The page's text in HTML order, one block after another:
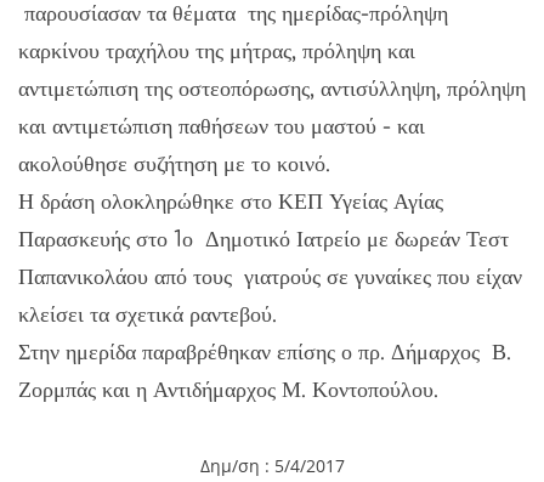
παρουσίασαν τα θέματα της ημερίδας-πρόληψη
καρκίνου τραχήλου της μήτρας, πρόληψη και
αντιμετώπιση της οστεοπόρωσης, αντισύλληψη, πρόληψη
και αντιμετώπιση παθήσεων του μαστού - και
ακολούθησε συζήτηση με το κοινό.
Η δράση ολοκληρώθηκε στο ΚΕΠ Υγείας Αγίας
Παρασκευής στο 1ο Δημοτικό Ιατρείο με δωρεάν Τεστ
Παπανικολάου από τους γιατρούς σε γυναίκες που είχαν
κλείσει τα σχετικά ραντεβού.
Στην ημερίδα παραβρέθηκαν επίσης ο πρ. Δήμαρχος Β.
Ζορμπάς και η Αντιδήμαρχος Μ. Κοντοπούλου.
Δημ/ση : 5/4/2017